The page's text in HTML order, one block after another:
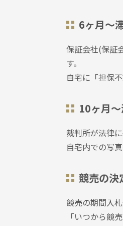
6ヶ月～
保証会社(保証
す。
自宅に「担保
10ヶ月
裁判所が法律
自宅内での写
競売の決
競売の期間入
「いつから競